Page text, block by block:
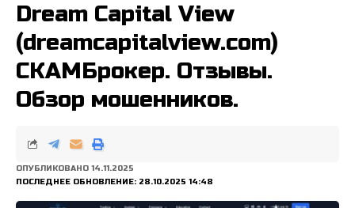
Dream Capital View
(dreamcapitalview.com)
СКАМБрокер. Отзывы.
Обзор мошенников.
ПОСЛЕДНЕЕ ОБНОВЛЕНИЕ: 28.10.2025 14:48
ОПУБЛИКОВАНО 14.11.2025